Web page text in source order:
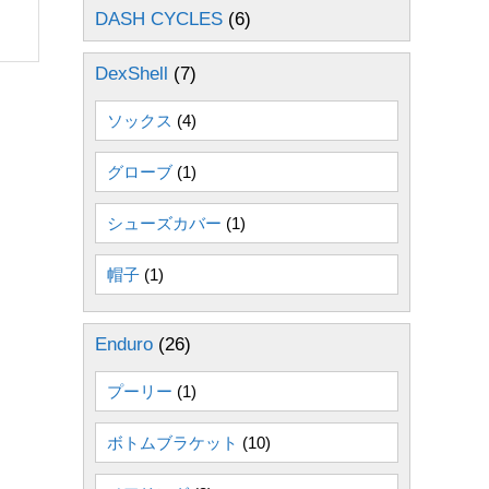
DASH CYCLES (6)
DexShell (7)
ソックス (4)
グローブ (1)
シューズカバー (1)
帽子 (1)
Enduro (26)
プーリー (1)
ボトムブラケット (10)